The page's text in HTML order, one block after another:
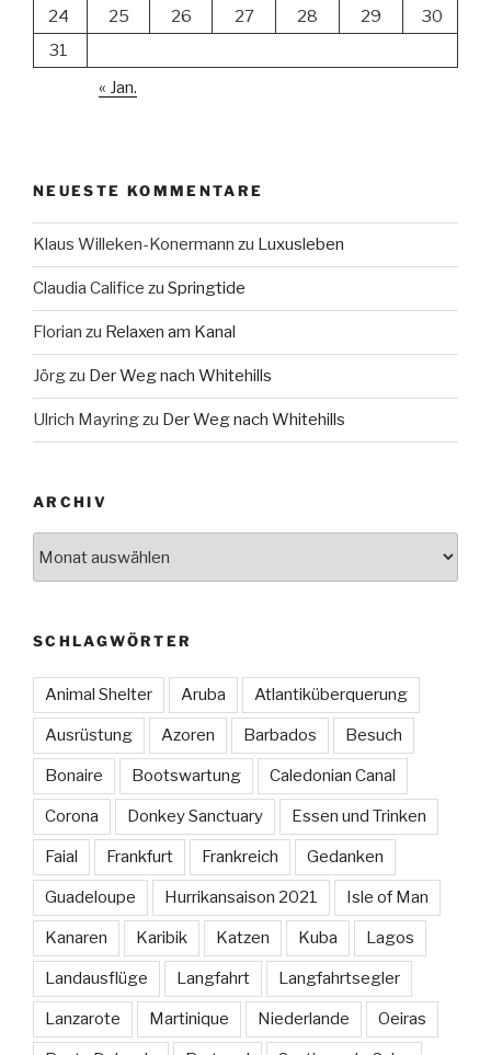
24
25 26 27 28 29
30
31
« Jan.
NEUESTE KOMMENTARE
Klaus Willeken-Konermann zu Luxusleben
Claudia Califice zu Springtide
Florian zu Relaxen am Kanal
Jörgzu Der Weg nach Whitehills
Ulrich Mayringzu Der Weg nach Whitehills
ARCHIV
SCHLAGWÖRTER
Animal Shelter Aruba Atlantiküberquerung
Ausrüstung Azoren Barbados Besuch
Bonaire Bootswartung Caledonian Canal
Corona Donkey Sanctuary Essen und Trinken
Faial Frankfurt Frankreich Gedanken
Guadeloupe Hurrikansaison 2021 Isle of Man
Kanaren Karibik Katzen Kuba Lagos
Landausflüge Langfahrt Langfahrtsegler
Lanzarote Martinique Niederlande Oeiras